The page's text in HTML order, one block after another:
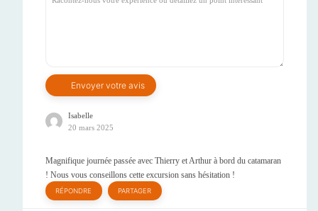
Isabelle
20 mars 2025
Magnifique journée passée avec Thierry et Arthur à bord du catamaran
! Nous vous conseillons cette excursion sans hésitation !
RÉPONDRE PARTAGER